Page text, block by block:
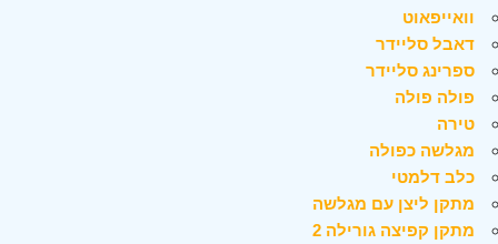
וואייפאוט
דאבל סליידר
ספרינג סליידר
פולה פולה
טירה
מגלשה כפולה
כלב דלמטי
מתקן ליצן עם מגלשה
מתקן קפיצה גורילה 2